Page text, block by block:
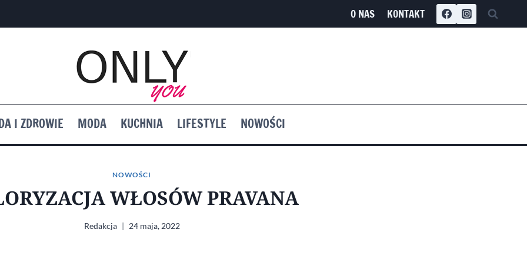
O NAS KONTAKT
I ZDROWIE MODA KUCHNIA LIFESTYLE NOWOŚCI
NOWOŚCI
WŁOSÓW PRAVANA
Redakcja 24 maja, 2022